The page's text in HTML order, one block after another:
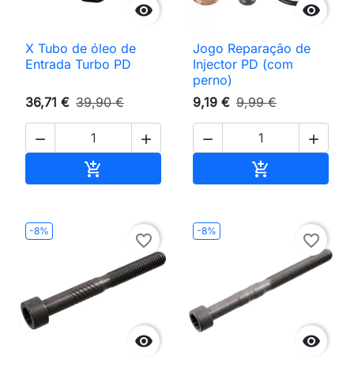

X Tubo de óleo de
Entrada Turbo PD
36,71 € 39,90 €
 


Jogo Reparação de
Injector PD (com
perno)
9,19 € 9,99 €
 

-8%

favorite_border
-8%

favorite_border